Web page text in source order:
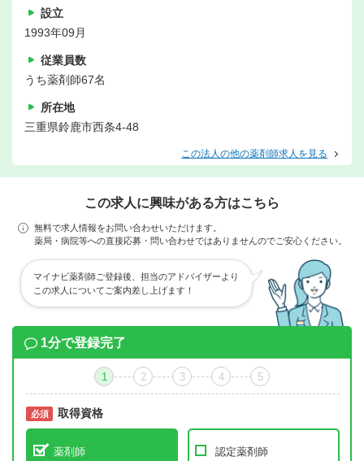
設立
1993年09月
従業員数
うち薬剤師67名
所在地
三重県鈴鹿市西条4-48
この法人の他の薬剤師求人を見る
この求人に興味がある方はこちら
無料で求人情報をお問い合わせいただけます。
薬局・病院等への直接応募・問い合わせではありませんのでご安心ください。
マイナビ薬剤師ご登録後、担当のアドバイザーより
この求人についてご案内差し上げます！
1分で登録完了
1 2 3 4 5
必須 取得資格
薬剤師 認定薬剤師